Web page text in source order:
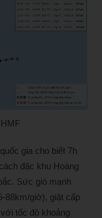
gia cho biết 7h
đặc khu Hoàng
Sức gió mạnh
88km/giờ), giật cấp
tốc độ khoảng